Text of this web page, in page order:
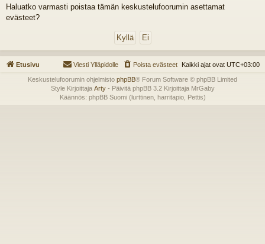
ua
t
Haluatko varmasti poistaa tämän keskustelufoorumin asettamat
evästeet?
Etusivu Kaikki ajat ovat UTC+03:00
Poista evästeet
Viesti Ylläpidolle
Keskustelufoorumin ohjelmisto phpBB® Forum Software © phpBB Limited
Style Kirjoittaja Arty- Päivitä phpBB 3.2 Kirjoittaja MrGaby
Käännös: phpBB Suomi (lurttinen, harritapio, Pettis)